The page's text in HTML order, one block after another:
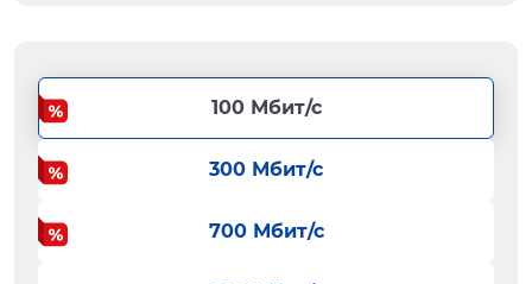
100 Мбит/с
300 Мбит/с
700 Мбит/с